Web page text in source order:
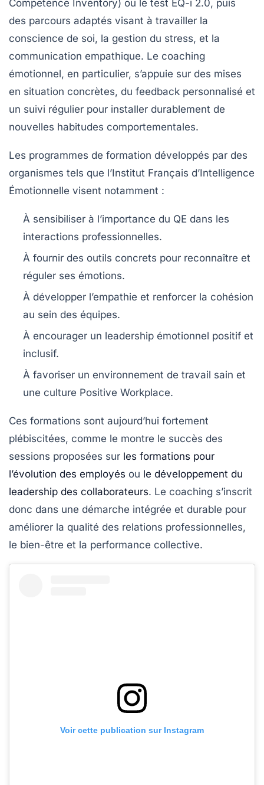
Competence Inventory) ou le test EQ-i 2.0, puis
des parcours adaptés visant à travailler la
conscience de soi, la gestion du stress, et la
communication empathique. Le coaching
émotionnel, en particulier, s’appuie sur des mises
en situation concrètes, du feedback personnalisé et
un suivi régulier pour installer durablement de
nouvelles habitudes comportementales.
Les programmes de formation développés par des
organismes tels que l’Institut Français d’Intelligence
Émotionnelle visent notamment :
À sensibiliser à l’importance du QE dans les
interactions professionnelles.
À fournir des outils concrets pour reconnaître et
réguler ses émotions.
À développer l’empathie et renforcer la cohésion
au sein des équipes.
À encourager un leadership émotionnel positif et
inclusif.
À favoriser un environnement de travail sain et
une culture Positive Workplace.
Ces formations sont aujourd’hui fortement
plébiscitées, comme le montre le succès des
sessions proposées sur les formations pour
l’évolution des employés ou le développement du
leadership des collaborateurs. Le coaching s’inscrit
donc dans une démarche intégrée et durable pour
améliorer la qualité des relations professionnelles,
le bien-être et la performance collective.
Voir cette publication sur Instagram